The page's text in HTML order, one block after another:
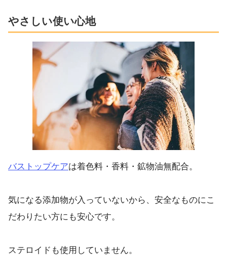
やさしい使い心地
バストップケアは着色料・香料・鉱物油無配合。
気になる添加物が入っていないから、安全なものにこ
だわりたい方にも安心です。
ステロイドも使用していません。